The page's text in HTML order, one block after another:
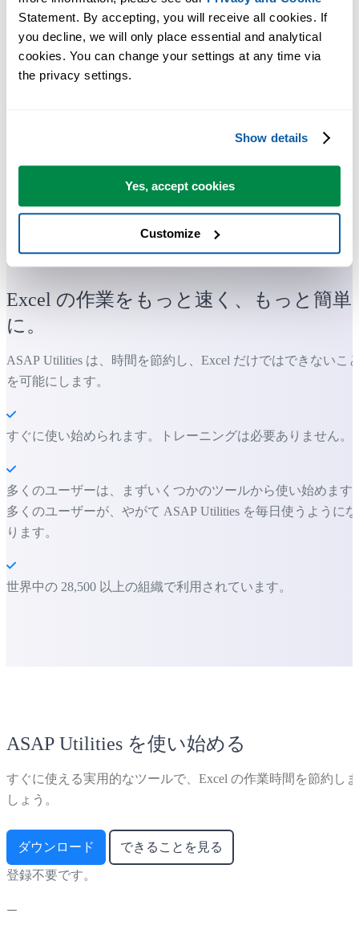
Statement. By accepting, you will receive all cookies. If
you decline, we will only place essential and analytical
cookies. You can change your settings at any time via
the privacy settings.
Show details
Yes, accept cookies
Customize
多くの Excel ユーザーが Excel に標準搭載してほしい実用的な
ツール。
Excel の作業をもっと速く、もっと簡単
に。
ASAP Utilities は、時間を節約し、Excel だけではできないこ
を可能にします。
すぐに使い始められます。トレーニングは必要ありません。
多くのユーザーは、まずいくつかのツールから使い始めます
多くのユーザーが、やがて ASAP Utilities を毎日使うようにな
ります。
世界中の 28,500 以上の組織で利用されています。
ASAP Utilities を使い始める
すぐに使える実用的なツールで、Excel の作業時間を節約しま
しょう。
ダウンロード できることを見る
登録不要です。